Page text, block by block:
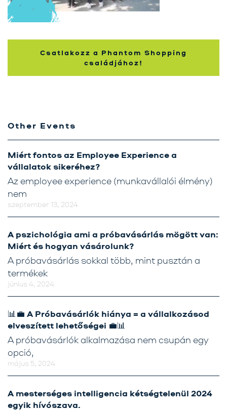
Próbavásárlóknak
Csatlakozz a Phantom Shopping
családjához!
Other Events
Miért fontos az Employee Experience a
vállalatok sikeréhez?
szeptember 13, 2024
Az employee experience (munkavállalói élmény)
nem
A pszichológia ami a próbavásárlás mögött van:
Miért és hogyan vásárolunk?
június 4, 2024
A próbavásárlás sokkal több, mint pusztán a
termékek
📊💼 A Próbavásárlók hiánya = a vállalkozásod
elveszített lehetőségei 💼📊
május 5, 2024
A próbavásárlók alkalmazása nem csupán egy
opció,
A mesterséges intelligencia kétségtelenül 2024
egyik hívószava.